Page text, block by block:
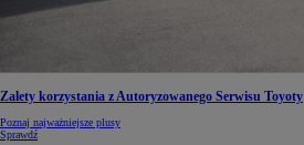
Zalety korzystania z Autoryzowanego Serwisu Toyoty
Poznaj najważniejsze plusy
Sprawdź